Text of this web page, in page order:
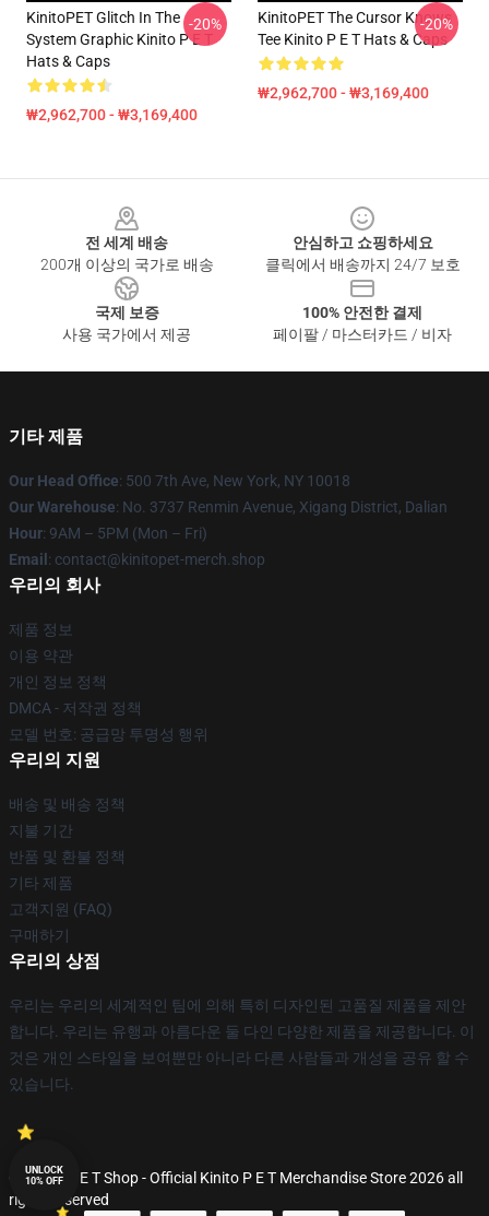
KinitoPET Glitch In The
System Graphic Kinito P E T
Hats & Caps
₩2,962,700 - ₩3,169,400
-20%
KinitoPET The Cursor Knows
Tee Kinito P E T Hats & Caps
₩2,962,700 - ₩3,169,400
-20%
전 세계 배송
200개 이상의 국가로 배송
안심하고 쇼핑하세요
클릭에서 배송까지 24/7 보호
국제 보증
사용 국가에서 제공
100% 안전한 결제
페이팔 / 마스터카드 / 비자
기타 제품
Our Head Office: 500 7th Ave, New York, NY 10018
Our Warehouse: No. 3737 Renmin Avenue, Xigang District, Dalian
Hour: 9AM – 5PM (Mon – Fri)
Email : contact@kinitopet-merch.shop
우리의 회사
제품 정보
이용 약관
개인 정보 정책
DMCA - 저작권 정책
모델 번호: 공급망 투명성 행위
우리의 지원
배송 및 배송 정책
지불 기간
반품 및 환불 정책
기타 제품
고객지원 (FAQ)
구매하기
우리의 상점
우리는 우리의 세계적인 팀에 의해 특히 디자인된 고품질 제품을 제안
합니다. 우리는 유행과 아름다운 둘 다인 다양한 제품을 제공합니다. 이
것은 개인 스타일을 보여뿐만 아니라 다른 사람들과 개성을 공유 할 수
있습니다.
© Kinito P E T Shop - Official Kinito P E T Merchandise Store 2026 all
rights reserved
UNLOCK
10% OFF